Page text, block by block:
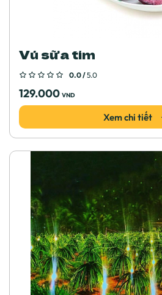
Vú sữa tím
0.0 /5.0
129.000 VND
Xem chi tiết